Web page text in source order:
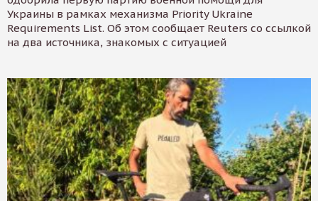
Украины в рамках механизма Priority Ukraine
Requirements List. Об этом сообщает Reuters со ссылкой
на два источника, знакомых с ситуацией